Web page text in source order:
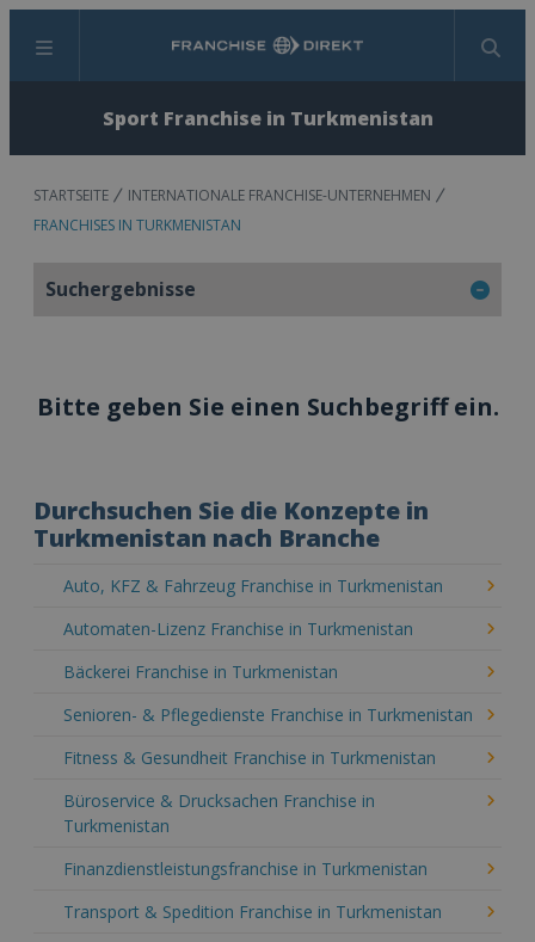
Menü Suchen
Sport Franchise in Turkmenistan
STARTSEITE
INTERNATIONALE FRANCHISE-UNTERNEHMEN
FRANCHISES IN TURKMENISTAN
Suchergebnisse
Bitte geben Sie einen Suchbegriff ein.
Durchsuchen Sie die Konzepte in
Turkmenistan nach Branche
Auto, KFZ & Fahrzeug Franchise in Turkmenistan
Automaten-Lizenz Franchise in Turkmenistan
Bäckerei Franchise in Turkmenistan
Senioren- & Pflegedienste Franchise in Turkmenistan
Fitness & Gesundheit Franchise in Turkmenistan
Büroservice & Drucksachen Franchise in
Turkmenistan
Finanzdienstleistungsfranchise in Turkmenistan
Transport & Spedition Franchise in Turkmenistan